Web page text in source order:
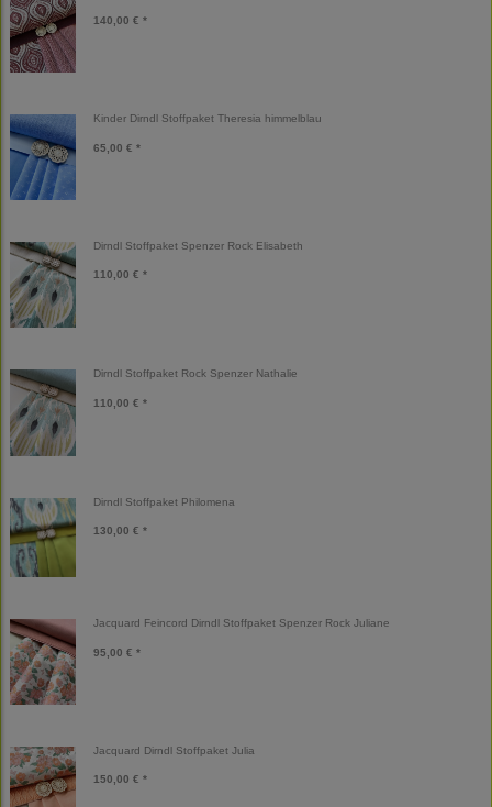
140,00 € *
Kinder Dirndl Stoffpaket Theresia himmelblau
65,00 € *
Dirndl Stoffpaket Spenzer Rock Elisabeth
110,00 € *
Dirndl Stoffpaket Rock Spenzer Nathalie
110,00 € *
Dirndl Stoffpaket Philomena
130,00 € *
Jacquard Feincord Dirndl Stoffpaket Spenzer Rock Juliane
95,00 € *
Jacquard Dirndl Stoffpaket Julia
150,00 € *